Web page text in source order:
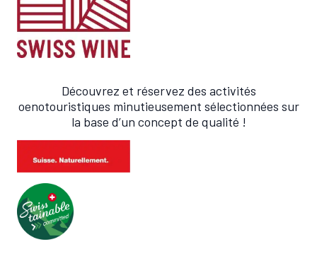
Découvrez et réservez des activités
oenotouristiques minutieusement sélectionnées sur
la base d’un concept de qualité !